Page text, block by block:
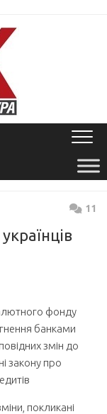
11
фонду
банками
змін до
закону про
покликані